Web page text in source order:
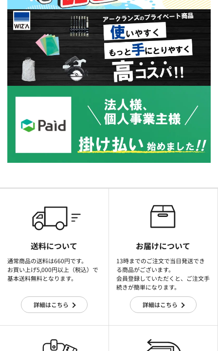
送料について
通常商品の送料は660円です。
お買い上げ5,000円以上（税込）で
基本送料無料となります。
詳細はこちら
お届けについて
13時までのご注文で当日発送でき
る商品がございます。
会員登録していただくと、ご注文手
続きが簡単になります。
詳細はこちら